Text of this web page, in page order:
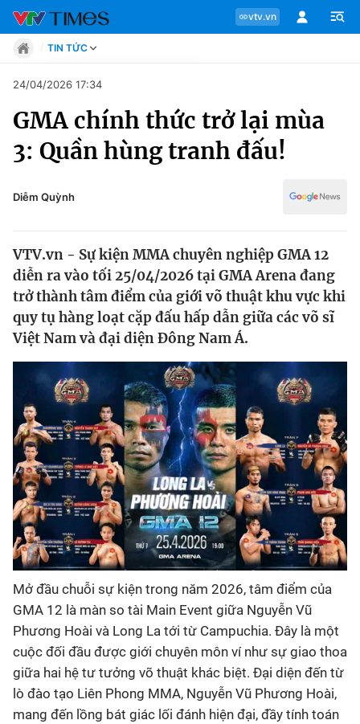
vtv.vn
Chuyên mục
Tin tức
Phong cách
Chân dung
Sự kiện
Bóng đá
Thể thao Điện tử
Các môn khác
VIDEO
Bên lề
TIN TỨC
Move
Phong cách
Chân dung
Sự kiện
Thể thao điện tử
Bên lề
24/04/2026 17:34
GMA chính thức trở lại mùa
3: Quần hùng tranh đấu!
Diễm Quỳnh
VTV.vn - Sự kiện MMA chuyên nghiệp GMA 12
diễn ra vào tối 25/04/2026 tại GMA Arena đang
trở thành tâm điểm của giới võ thuật khu vực khi
quy tụ hàng loạt cặp đấu hấp dẫn giữa các võ sĩ
Việt Nam và đại diện Đông Nam Á.
Mở đầu chuỗi sự kiện trong năm 2026, tâm điểm của
GMA 12 là màn so tài Main Event giữa Nguyễn Vũ
Phương Hoài và Long La tới từ Campuchia. Đây là một
cuộc đối đầu được giới chuyên môn ví như sự giao thoa
giữa hai hệ tư tưởng võ thuật khác biệt. Đại diện đến từ
lò đào tạo Liên Phong MMA, Nguyễn Vũ Phương Hoài,
mang đến lồng bát giác lối đánh hiện đại, đầy tính toán